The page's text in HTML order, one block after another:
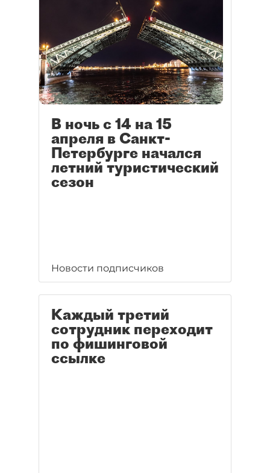
В ночь с 14 на 15
апреля в Санкт-
Петербурге начался
летний туристический
сезон
Новости подписчиков
Каждый третий
сотрудник переходит
по фишинговой
ссылке